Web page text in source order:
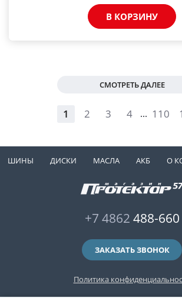
В КОРЗИНУ
СМОТРЕТЬ ДАЛЕЕ
1 2 3 4 ... 110
ШИНЫ ДИСКИ МАСЛА АКБ О
Политика
+7 4862 488-660
ЗАКАЗАТЬ ЗВОНОК